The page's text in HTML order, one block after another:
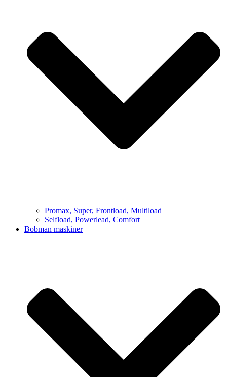
Promax, Super, Frontload, Multiload
Selfload, Powerlead, Comfort
Bobman maskiner